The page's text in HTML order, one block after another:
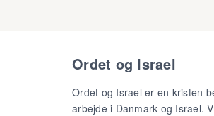
Ordet og Israel
Ordet og Israel er en kristen
arbejde i Danmark og Israel.